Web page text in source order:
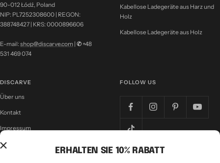
ERHALTEN SIE 10% RABATT
90-012 Łódź, Poland
NIP: PL7252308600 | REGON:
388748427 | KRS: 0000896606
E-mail: shop@discarve.com | ✆+48
531 469 074
Kabellose Ladegeräte aus Harz und
Holz
Kabellose Ladegeräte aus Holz
DISCARVE
Über uns
Kontakt
Impressum
Nutzungsbedingungen
FOLLOW US